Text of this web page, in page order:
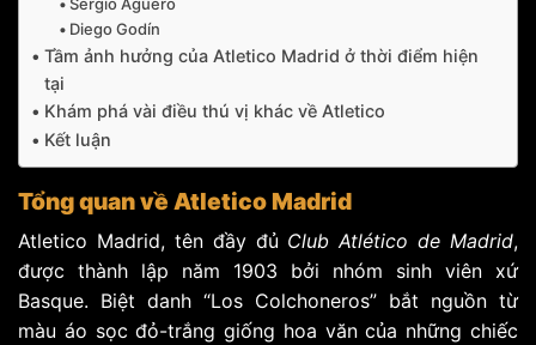
Diego Godín
Tầm ảnh hưởng của Atletico Madrid ở thời điểm hiện
tại
Khám phá vài điều thú vị khác về Atletico
Kết luận
Tổng quan về Atletico Madrid
Atletico Madrid, tên đầy đủ Club Atlético de Madrid,
được thành lập năm 1903 bởi nhóm sinh viên xứ
Basque. Biệt danh “Los Colchoneros” bắt nguồn từ
màu áo sọc đỏ-trắng giống hoa văn của những chiếc